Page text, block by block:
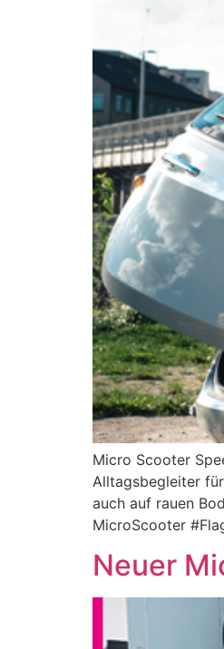
Micro Scooter
Alltagsbegleiter
auch auf rauen
MicroScooter
Neuer